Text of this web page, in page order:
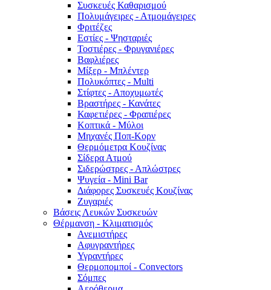
Συσκευές Καθαρισμού
Πολυμάγειρες - Ατμομάγειρες
Φριτέζες
Εστίες - Ψησταριές
Τοστιέρες - Φρυγανιέρες
Βαφλιέρες
Μίξερ - Μπλέντερ
Πολυκόπτες - Multi
Στίφτες - Αποχυμωτές
Βραστήρες - Κανάτες
Καφετιέρες - Φραπιέρες
Κοπτικά - Μύλοι
Μηχανές Ποπ-Κορν
Θερμόμετρα Κουζίνας
Σίδερα Ατμού
Σιδερώστρες - Απλώστρες
Ψυγεία - Mini Bar
Διάφορες Συσκευές Κουζίνας
Ζυγαριές
Βάσεις Λευκών Συσκευών
Θέρμανση - Κλιματισμός
Ανεμιστήρες
Αφυγραντήρες
Υγραντήρες
Θερμοπομποί - Convectors
Σόμπες